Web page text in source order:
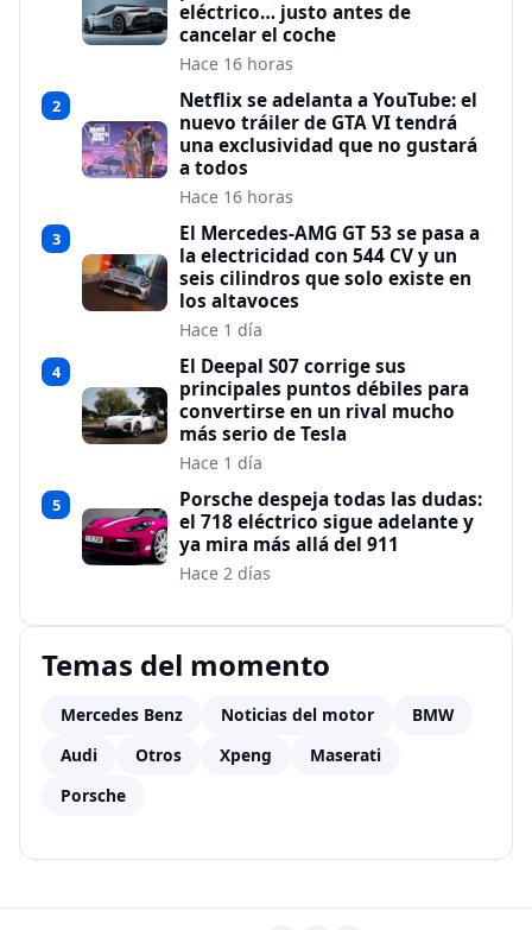
eléctrico… justo antes de
cancelar el coche
Hace 16 horas
2
Netflix se adelanta a YouTube: el
nuevo tráiler de GTA VI tendrá
una exclusividad que no gustará
a todos
Hace 16 horas
3
El Mercedes-AMG GT 53 se pasa a
la electricidad con 544 CV y un
seis cilindros que solo existe en
los altavoces
Hace 1 día
4
El Deepal S07 corrige sus
principales puntos débiles para
convertirse en un rival mucho
más serio de Tesla
Hace 1 día
5
Porsche despeja todas las dudas:
el 718 eléctrico sigue adelante y
ya mira más allá del 911
Hace 2 días
Temas del momento
Mercedes Benz Noticias del motor
BMW
Audi
Otros Xpeng
Maserati
Porsche